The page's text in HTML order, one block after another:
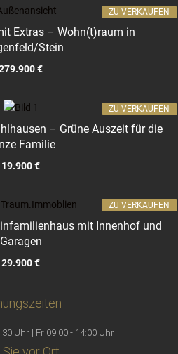
Extras – Wohn(t)raum in
Stein
€
ZU VERKAUFEN
– Grüne Auszeit für die
Familie
19.900 €
ZU VERKAUFEN
mit Innenhof und
Garagen
29.900 €
ZU VERKAUFEN
Uhr | Fr 09:00 - 14:00 Uhr